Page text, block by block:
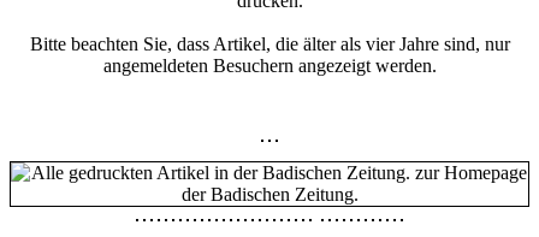
Bitte beachten Sie, dass Artikel, die älter als vier Jahre sind, nur
angemeldeten Besuchern angezeigt werden.